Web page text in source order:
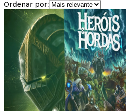
Ordenar por: